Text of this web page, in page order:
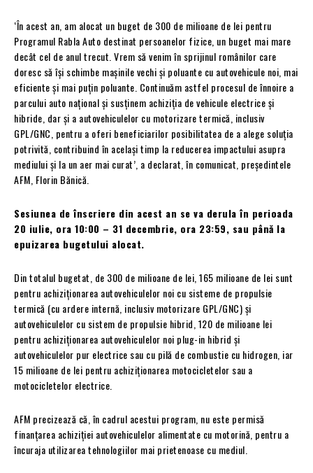
‘În acest an, am alocat un buget de 300 de milioane de lei pentru
Programul Rabla Auto destinat persoanelor fizice, un buget mai mare
decât cel de anul trecut. Vrem să venim în sprijinul românilor care
doresc să își schimbe mașinile vechi și poluante cu autovehicule noi, mai
eficiente și mai puțin poluante. Continuăm astfel procesul de înnoire a
parcului auto național și susținem achiziția de vehicule electrice și
hibride, dar și a autovehiculelor cu motorizare termică, inclusiv
GPL/GNC, pentru a oferi beneficiarilor posibilitatea de a alege soluția
potrivită, contribuind în același timp la reducerea impactului asupra
mediului și la un aer mai curat’, a declarat, în comunicat, președintele
AFM, Florin Bănică.
Sesiunea de înscriere din acest an se va derula în perioada
20 iulie, ora 10:00 – 31 decembrie, ora 23:59, sau până la
epuizarea bugetului alocat.
Din totalul bugetat, de 300 de milioane de lei, 165 milioane de lei sunt
pentru achiziționarea autovehiculelor noi cu sisteme de propulsie
termică (cu ardere internă, inclusiv motorizare GPL/GNC) și
autovehiculelor cu sistem de propulsie hibrid, 120 de milioane lei
pentru achiziționarea autovehiculelor noi plug-in hibrid și
autovehiculelor pur electrice sau cu pilă de combustie cu hidrogen, iar
15 milioane de lei pentru achiziționarea motocicletelor sau a
motocicletelor electrice.
AFM precizează că, în cadrul acestui program, nu este permisă
finanțarea achiziției autovehiculelor alimentate cu motorină, pentru a
încuraja utilizarea tehnologiilor mai prietenoase cu mediul.